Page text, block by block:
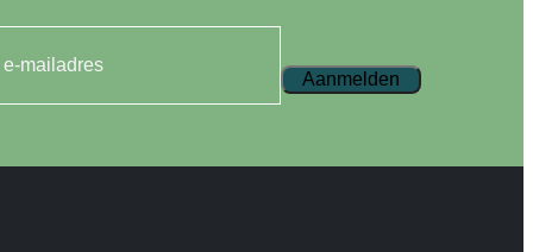
Aanmelden